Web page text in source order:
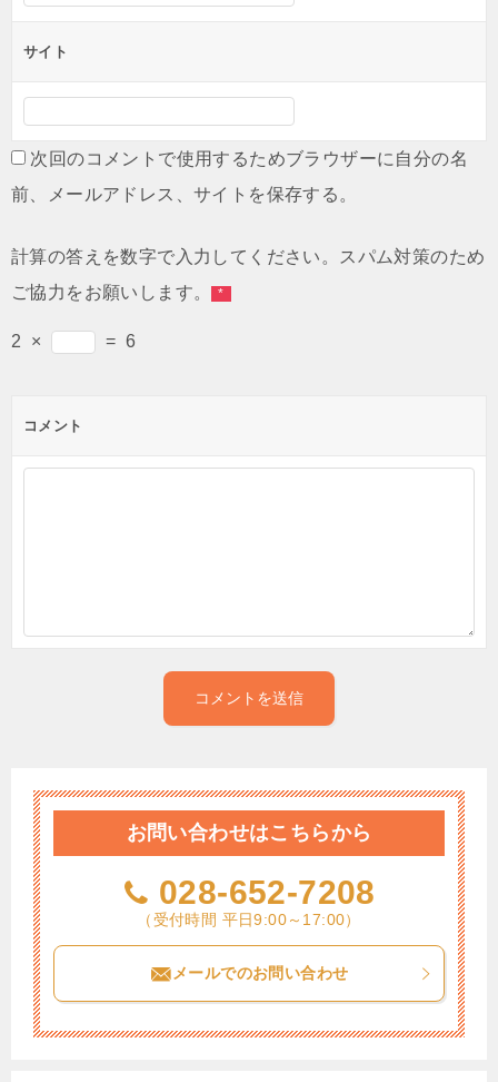
サイト
次回のコメントで使用するためブラウザーに自分の名
前、メールアドレス、サイトを保存する。
計算の答えを数字で入力してください。スパム対策のため
ご協力をお願いします。 *
2 × = 6
コメント
お問い合わせはこちらから
028-652-7208
（受付時間 平日9:00～17:00）
メールでのお問い合わせ